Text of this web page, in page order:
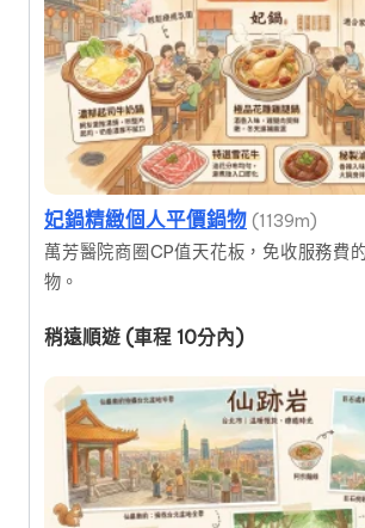
妃鍋精緻個人平價鍋物 (1139m)
萬芳醫院商圈CP值天花板，免收服務費
物。
稍遠順遊 (車程 10分內)